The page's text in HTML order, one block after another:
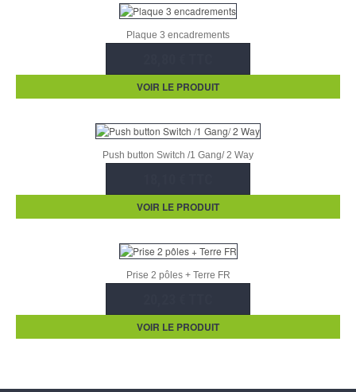
Plaque 3 encadrements
VOIR LE PRODUIT
Push button Switch /1 Gang/ 2 Way
VOIR LE PRODUIT
Prise 2 pôles + Terre FR
VOIR LE PRODUIT